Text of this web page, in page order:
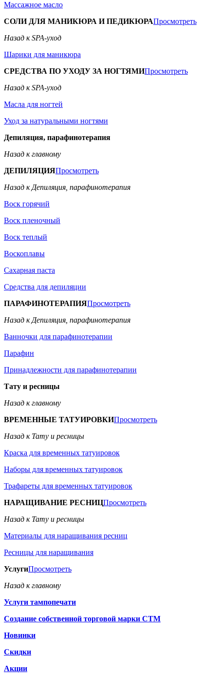
Массажное масло
СОЛИ ДЛЯ МАНИКЮРА И ПЕДИКЮРАПросмотреть
Назад к SPA-уход
Шарики для маникюра
СРЕДСТВА ПО УХОДУ ЗА НОГТЯМИПросмотреть
Назад к SPA-уход
Масла для ногтей
Уход за натуральными ногтями
Депиляция, парафинотерапия
Назад к главному
ДЕПИЛЯЦИЯПросмотреть
Назад к Депиляция, парафинотерапия
Воск горячий
Воск пленочный
Воск теплый
Воскоплавы
Сахарная паста
Средства для депиляции
ПАРАФИНОТЕРАПИЯПросмотреть
Назад к Депиляция, парафинотерапия
Ванночки для парафинотерапии
Парафин
Принадлежности для парафинотерапии
Тату и ресницы
Назад к главному
ВРЕМЕННЫЕ ТАТУИРОВКИПросмотреть
Назад к Тату и ресницы
Краска для временных татуировок
Наборы для временных татуировок
Трафареты для временных татуировок
НАРАЩИВАНИЕ РЕСНИЦПросмотреть
Назад к Тату и ресницы
Материалы для наращивания ресниц
Ресницы для наращивания
УслугиПросмотреть
Назад к главному
Услуги тампопечати
Создание собственной торговой марки СТМ
Новинки
Скидки
Акции